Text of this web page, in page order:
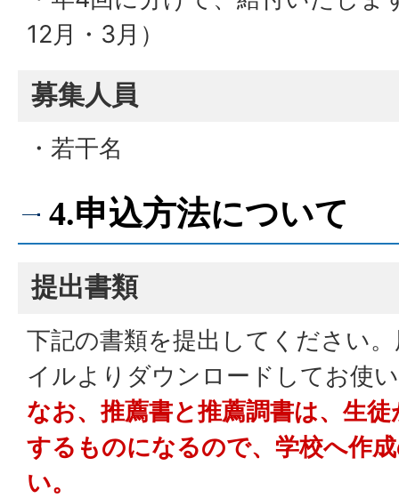
12月・3月）
募集人員
・若干名
4.申込方法について
提出書類
下記の書類を提出してください
イルよりダウンロードしてお使
なお、推薦書と推薦調書は、生
するものになるので、学校へ作
い。